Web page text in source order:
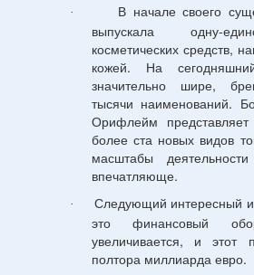
·
В начале своего
выпускала одну-
косметических средств,
кожей. На
значительно шире,
тысячи наименований.
Орифлейм
более ста новых видов
масштабы
впечатляюще.
·
Следующий интересный
это финансовый
увеличивается, и этот
полтора миллиарда евро.